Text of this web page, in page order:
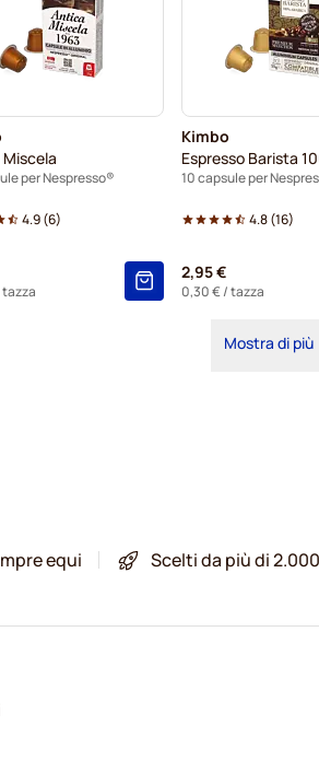
per Nespresso®
4.9(6)
tazza
Kimbo
10 capsule per
4.8(16)
2,95 €
0,30 €/ tazza
Mostra di più
equi Scelti da più di